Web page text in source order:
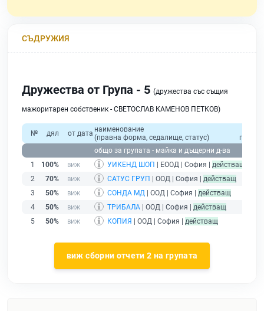
СЪДРУЖИЯ
Дружества от Група - 5 (дружества със същия
мажоритарен собственик - СВЕТОСЛАВ КАМЕНОВ ПЕТКОВ)
№ дял от дата наименование
(правна форма, седалище, статус)
общо за групата - майка и дъщерни д-ва
1
100% УИКЕНД ШОП | ЕООД | София | действащ
2
70% САТУС ГРУП | ООД | София | действащ
3
50% СОНДА МД | ООД | София | действащ
4
50% ТРИБАЛА | ООД | София | действащ
5
50% КОПИЯ | ООД | София | действащ
виж сборни отчети 2 на групата